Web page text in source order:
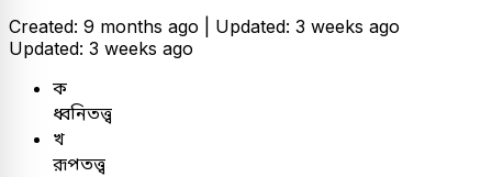
Created: 9 months ago | Updated: 3 weeks ago
Updated: 3 weeks ago
ক
ধ্বনিতত্ত্ব
খ
রূপতত্ত্ব